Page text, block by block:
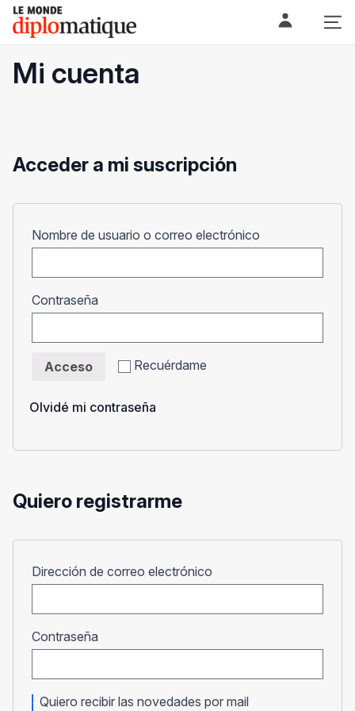
Skip
content
Le monde diplomatique
Mi cuenta
Acceder a mi suscripción
Nombre de usuario o correo electrónico
Contraseña
Recuérdame
Acceso
Olvidé mi contraseña
Quiero registrarme
Dirección de correo electrónico
Contraseña
Quiero recibir las novedades por mail